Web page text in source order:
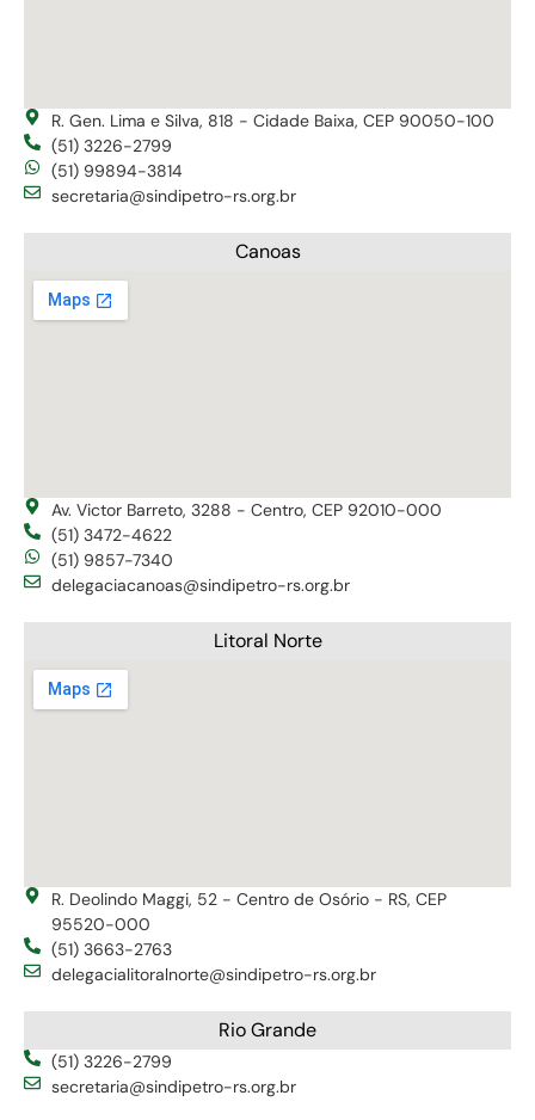
R. Gen. Lima e Silva, 818 - Cidade Baixa, CEP 90050-100
(51) 3226-2799
(51) 99894-3814
secretaria@sindipetro-rs.org.br
Canoas
Av. Victor Barreto, 3288 - Centro, CEP 92010-000
(51) 3472-4622
(51) 9857-7340
delegaciacanoas@sindipetro-rs.org.br
Litoral Norte
R. Deolindo Maggi, 52 - Centro de Osório - RS, CEP
95520-000
(51) 3663-2763
delegacialitoralnorte@sindipetro-rs.org.br
Rio Grande
(51) 3226-2799
secretaria@sindipetro-rs.org.br